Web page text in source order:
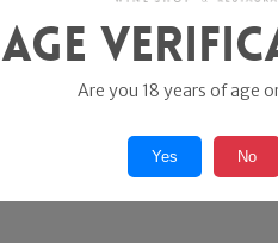
Age
Are you 18 years of age
Yes No